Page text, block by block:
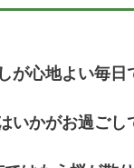
が心地よい毎日
いかがお過ごし